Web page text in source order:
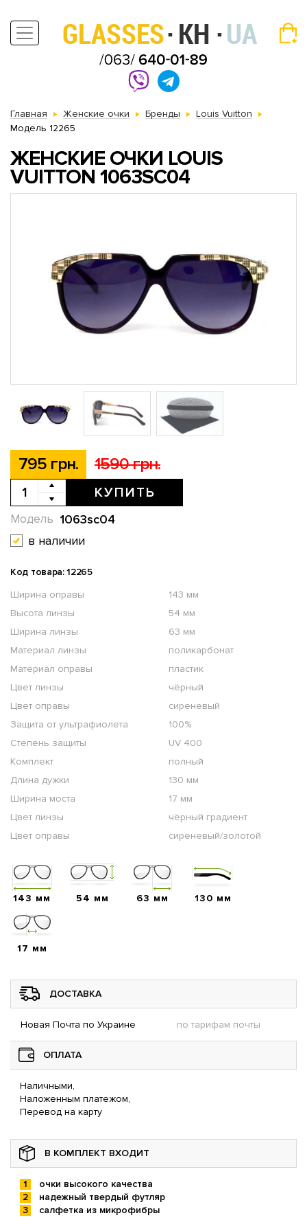
Главная Женские очки Бренды
Louis Vuitton
Модель 12265
ЖЕНСКИЕ ОЧКИ LOUIS
VUITTON 1063SC04
795 грн. 1590 грн.
КУПИТЬ
1063sc04
Модель
в наличии
Код товара: 12265
Ширина оправы
143 мм
Высота линзы
54 мм
Ширина линзы
63 мм
Материал линзы
поликарбонат
Материал оправы
пластик
Цвет линзы
чёрный
Цвет оправы
сиреневый
Защита от ультрафиолета
100%
Степень защиты
UV 400
Комплект
полный
Длина дужки
130 мм
Ширина моста
17 мм
Цвет линзы
чёрный градиент
Цвет оправы
сиреневый/золотой
143 мм 54 мм 63 мм 130 мм
17 мм
ДОСТАВКА
Новая Почта по Украине по тарифам почты
ОПЛАТА
Наличными,
Наложенным платежом,
Перевод на карту
В КОМПЛЕКТ ВХОДИТ
очки высокого качества
надежный твердый футляр
салфетка из микрофибры